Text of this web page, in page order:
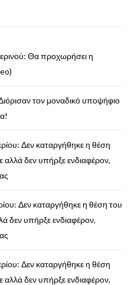
Θα προχωρήσει η
τον μοναδικό υποψήφιο
Δεν καταργήθηκε η θέση
αλλά δεν υπήρξε ενδιαφέρον,
Δεν καταργήθηκε η θέση του
δεν υπήρξε ενδιαφέρον,
Δεν καταργήθηκε η θέση
αλλά δεν υπήρξε ενδιαφέρον,